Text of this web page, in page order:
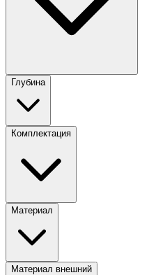
Глубина
Комплектация
Материал
Материал внешний